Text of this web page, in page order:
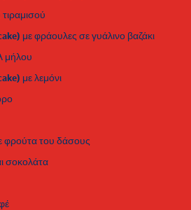
με φράουλες σε γυάλινο βαζάκι
μήλου
με λεμόνι
φρούτα του δάσους
σοκολάτα